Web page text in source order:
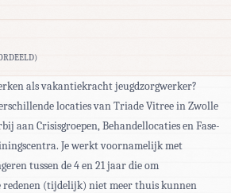
als vakantiekracht jeugdzorgwerker?
locaties van Triade Vitree in Zwolle
aan Crisisgroepen, Behandellocaties en Fase-
Je werkt voornamelijk met
tussen de 4 en 21 jaar die om
redenen (tijdelijk) niet meer thuis kunnen